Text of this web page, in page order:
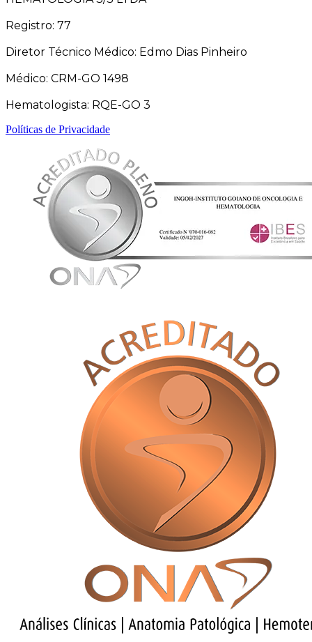
Registro: 77
Diretor Técnico Médico: Edmo Dias Pinheiro
Médico: CRM-GO 1498
Hematologista: RQE-GO 3
Políticas de Privacidade